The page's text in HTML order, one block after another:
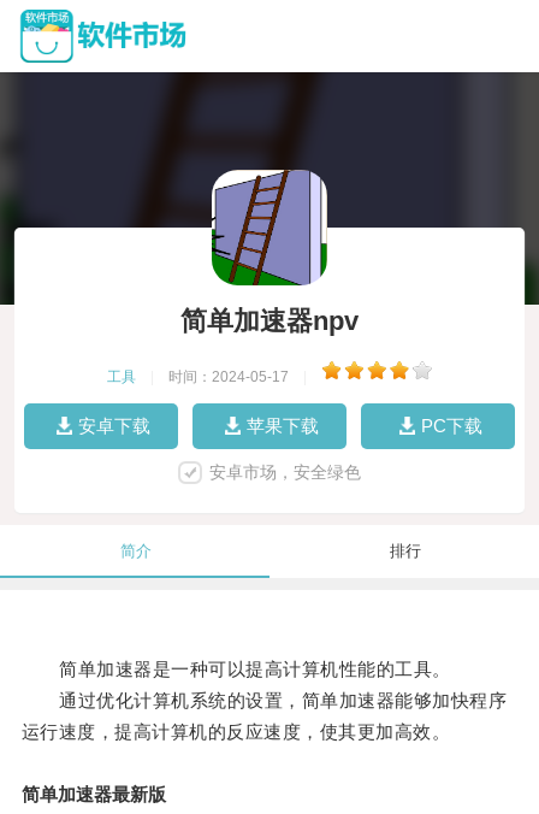
简单加速器npv
工具 时间：2024-05-17
安卓下载 苹果下载 PC下载
安卓市场，安全绿色
简介 排行
简单加速器是一种可以提高计算机性能的工具。
通过优化计算机系统的设置，简单加速器能够加快程序
运行速度，提高计算机的反应速度，使其更加高效。
简单加速器最新版